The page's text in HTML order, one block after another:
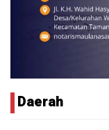
Daerah